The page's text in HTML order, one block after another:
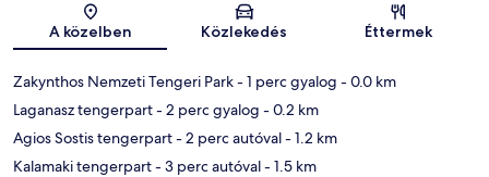
Térkép
A közelben Közlekedés Éttermek
Zakynthos Nemzeti Tengeri Park- 1 perc gyalog - 0.0 km
Laganasz tengerpart- 2 perc gyalog - 0.2 km
Agios Sostis tengerpart- 2 perc autóval- 1.2 km
Kalamaki tengerpart- 3 perc autóval- 1.5 km